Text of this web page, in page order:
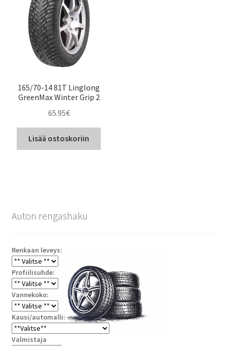
165/70-14 81T Linglong
GreenMax Winter Grip 2
65.95€
Lisää ostoskoriin
Auton rengashaku
Renkaan leveys:
Profiilisuhde:
Vannekoko:
Kausi/automalli:
Valmistaja